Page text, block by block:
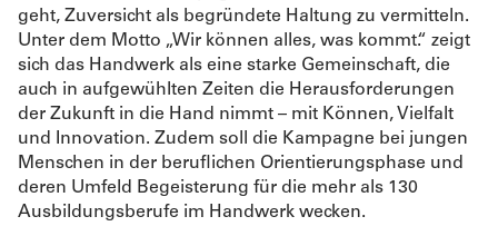
geht, Zuversicht als begründete Haltung zu vermitteln.
Unter dem Motto „Wir können alles, was kommt.“ zeigt
sich das Handwerk als eine starke Gemeinschaft, die
auch in aufgewühlten Zeiten die Herausforderungen
der Zukunft in die Hand nimmt – mit Können, Vielfalt
und Innovation. Zudem soll die Kampagne bei jungen
Menschen in der beruflichen Orientierungsphase und
deren Umfeld Begeisterung für die mehr als 130
Ausbildungsberufe im Handwerk wecken.